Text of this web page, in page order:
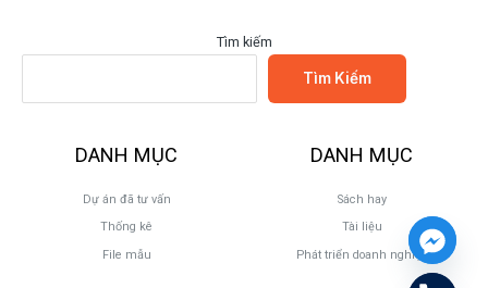
Tìm kiếm
Tìm Kiếm
DANH MỤC
Dự án đã tư vấn
Thống kê
File mẫu
DANH MỤC
Sách hay
Tài liệu
Phát triển doanh nghiệp